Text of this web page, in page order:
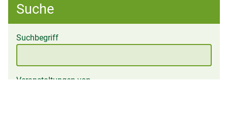
Suche
Suchbegriff
Veranstaltungen von